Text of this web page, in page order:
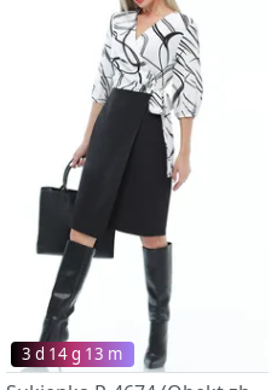
3 d 14 g 13 m